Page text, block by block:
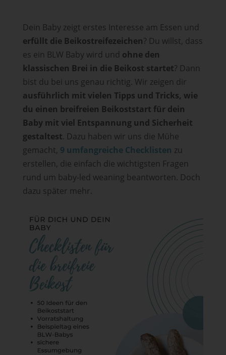
Dein Baby zeigt erstes Interesse am Essen und
erfüllt die Beikostreifezeichen? Du willst, dass
es ein BLW Baby wird und ohne den
klassischen Brei in die Beikost startet? Dann
bist du bei uns genau richtig. Wir zeigen dir
ausführlich mit vielen Tipps und Tricks, wie
du einen breifreien Beikoststart für dein
Baby mit viel Entspannung und Sicherheit
gestaltest. Dazu haben wir uns die Mühe
gemacht, 9 umfangreiche Checklisten zu
erstellen, die einfach die wichtigsten Fragen
rund um baby-led weaning beantworten. Doch
dazu später mehr.